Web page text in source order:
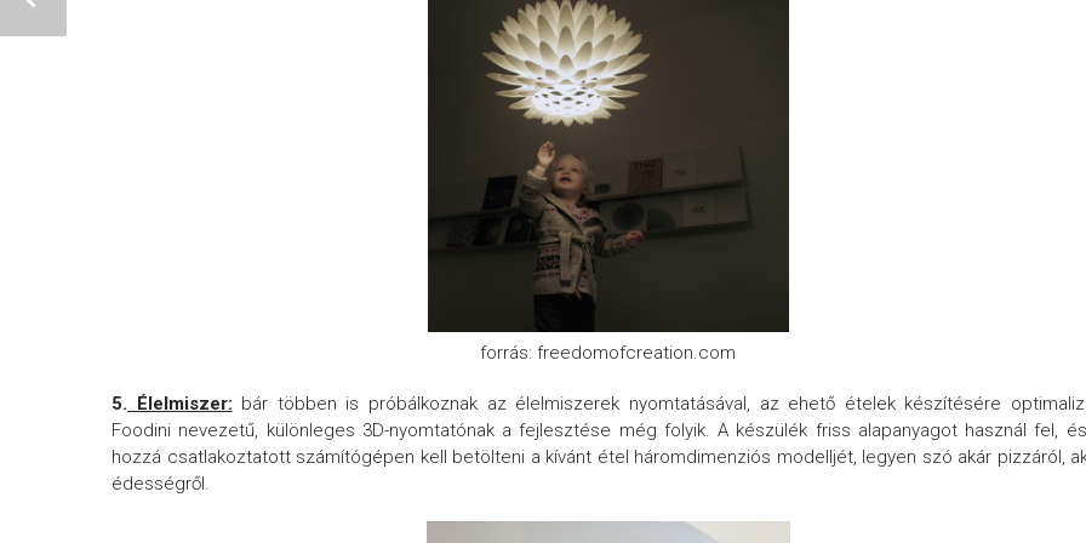
forrás: freedomofcreation.com
5. Élelmiszer: bár többen is próbálkoznak az élelmiszerek nyomtatásával, az ehető ételek készítésére
Foodini nevezetű, különleges 3D-nyomtatónak a fejlesztése még folyik. A készülék friss alapanyagot használ fel,
hozzá csatlakoztatott számítógépen kell betölteni a kívánt étel háromdimenziós modelljét, legyen szó akár pizzáról,
édességről.